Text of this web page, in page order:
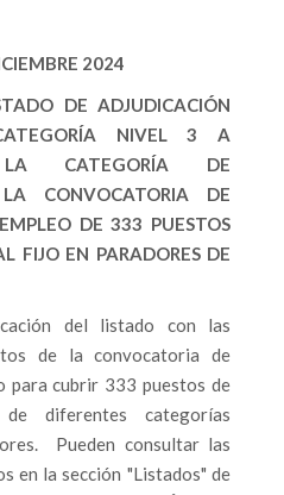
2024
DE ADJUDICACIÓN
NIVEL 3 A
CATEGORÍA DE
CONVOCATORIA DE
DE 333 PUESTOS
FIJO EN PARADORES DE
del listado con las
de la convocatoria de
para cubrir 333 puestos de
diferentes categorías
Pueden consultar las
en la sección "Listados" de